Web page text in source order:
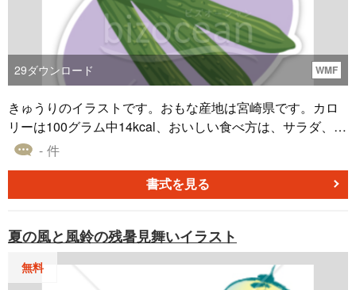
29ダウンロード WMF
きゅうりのイラストです。おもな産地は宮崎県です。カロ
リーは100グラム中14kcal、おいしい食べ方は、サラダ、漬
け物、酢の物などです。パワーポイント・エクセル・ワー
- 件
書式を見る
夏の風と風鈴の残暑見舞いイラスト
無料